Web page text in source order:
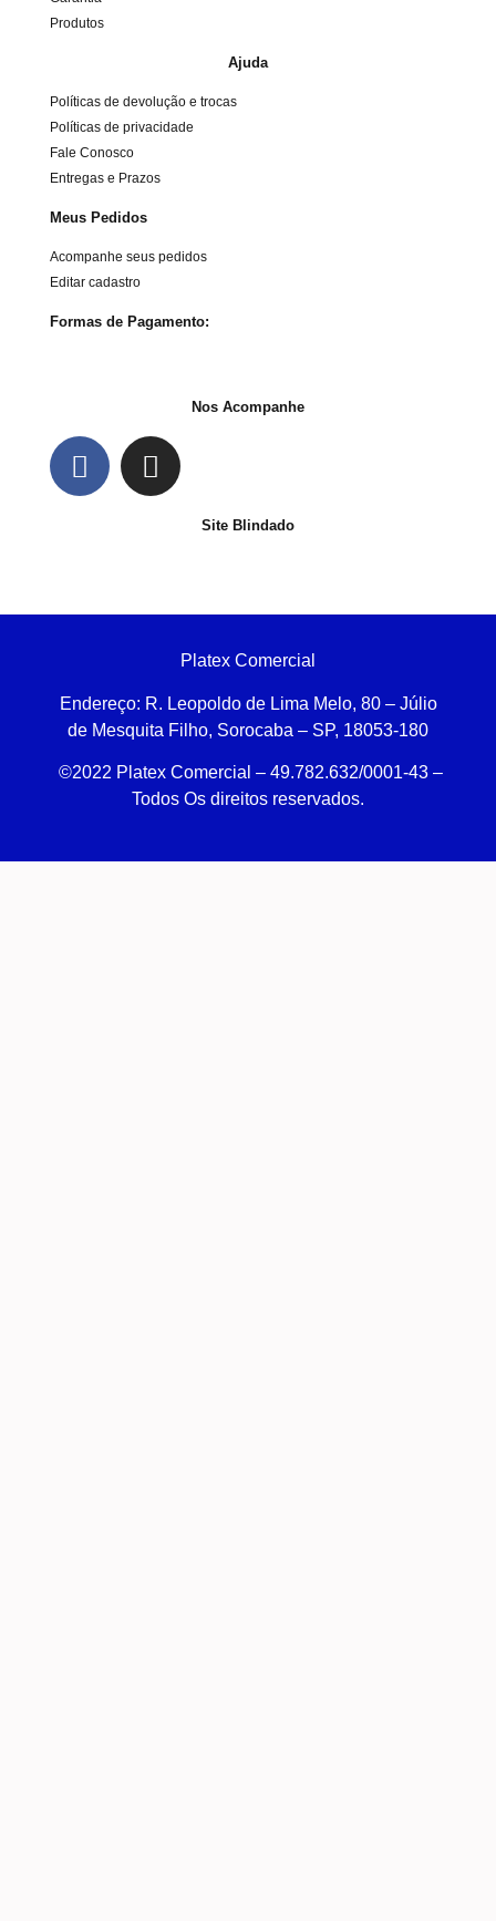
Produtos
Ajuda
Políticas de devolução e trocas
Políticas de privacidade
Fale Conosco
Entregas e Prazos
Meus Pedidos
Acompanhe seus pedidos
Editar cadastro
Formas de Pagamento:
Nos Acompanhe
Site Blindado
Platex Comercial
Endereço: R. Leopoldo de Lima Melo, 80 – Júlio
de Mesquita Filho, Sorocaba – SP, 18053-180
©2022 Platex Comercial – 49.782.632/0001-43 –
Todos Os direitos reservados.